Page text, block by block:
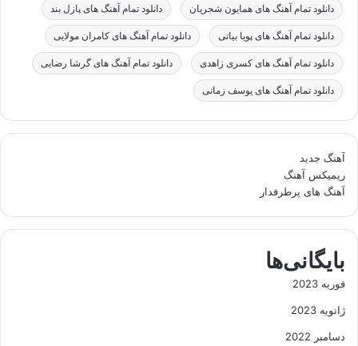
دانلود تمام آهنگ های همایون شجریان دانلود تمام آهنگ های پازل بند
دانلود تمام آهنگ های پویا بیاتی دانلود تمام آهنگ های کامران مولایی
دانلود تمام آهنگ های کسری زاهدی دانلود تمام آهنگ های گرشا رضایی
دانلود تمام آهنگ های یوسف زمانی
آهنگ جدید
ریمیکس آهنگ
آهنگ های پرطرفدار
بایگانی‌ها
فوریه 2023
ژانویه 2023
دسامبر 2022